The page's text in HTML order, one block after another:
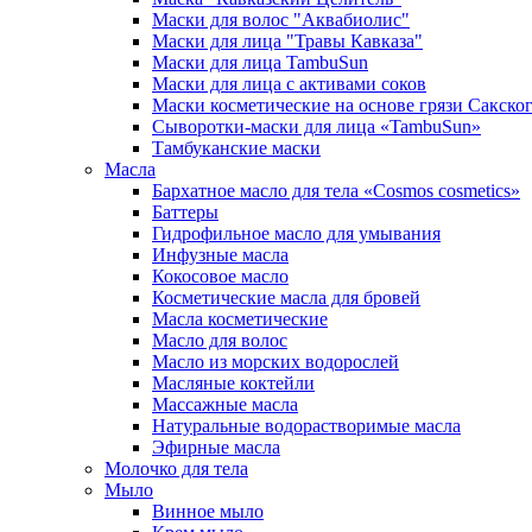
Маски для волос "Аквабиолис"
Маски для лица "Травы Кавказа"
Маски для лица TambuSun
Маски для лица с активами соков
Маски косметические на основе грязи
Сыворотки-маски для лица «TambuSun»
Тамбуканские маски
Масла
Бархатное масло для тела «Cosmos cosmetics»
Баттеры
Гидрофильное масло для умывания
Инфузные масла
Кокосовое масло
Косметические масла для бровей
Масла косметические
Масло для волос
Масло из морских водорослей
Масляные коктейли
Массажные масла
Натуральные водорастворимые масла
Эфирные масла
Молочко для тела
Мыло
Винное мыло